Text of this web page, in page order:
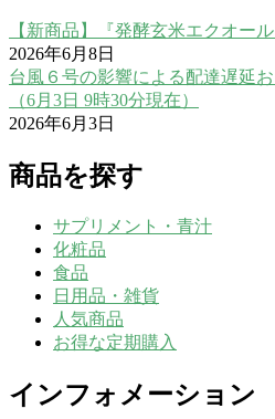
【新商品】『発酵玄米エクオー
2026年6月8日
台風６号の影響による配達遅延
（6月3日 9時30分現在）
2026年6月3日
商品を探す
サプリメント・青汁
化粧品
食品
日用品・雑貨
人気商品
お得な定期購入
インフォメーション